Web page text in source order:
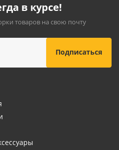
в курсе!
товаров на свою почту